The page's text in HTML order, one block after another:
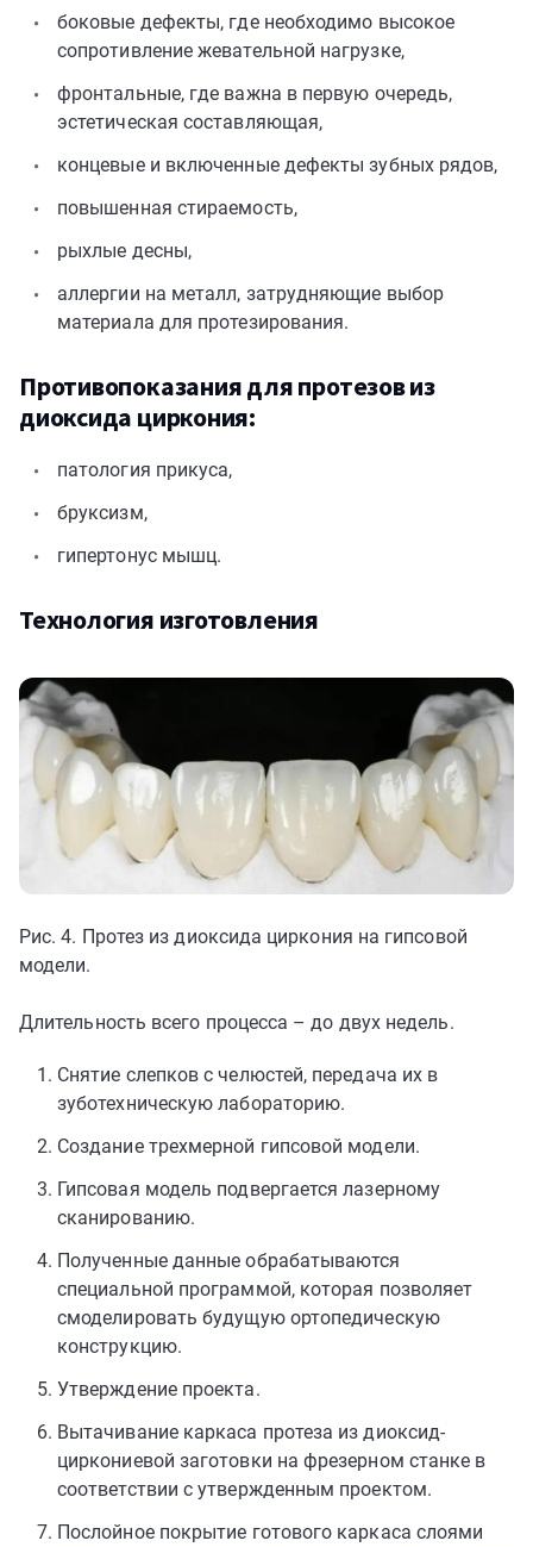
боковые дефекты, где необходимо высокое
сопротивление жевательной нагрузке,
фронтальные, где важна в первую очередь,
эстетическая составляющая,
концевые и включенные дефекты зубных рядов,
повышенная стираемость,
рыхлые десны,
аллергии на металл, затрудняющие выбор
материала для протезирования.
Противопоказания для протезов из
диоксида циркония:
патология прикуса,
бруксизм,
гипертонус мышц.
Технология изготовления
Рис. 4. Протез из диоксида циркония на гипсовой
модели.
Длительность всего процесса – до двух недель.
Снятие слепков с челюстей, передача их в
зуботехническую лабораторию.
Создание трехмерной гипсовой модели.
Гипсовая модель подвергается лазерному
сканированию.
Полученные данные обрабатываются
специальной программой, которая позволяет
смоделировать будущую ортопедическую
конструкцию.
Утверждение проекта.
Вытачивание каркаса протеза из диоксид-
циркониевой заготовки на фрезерном станке в
соответствии с утвержденным проектом.
Послойное покрытие готового каркаса слоями